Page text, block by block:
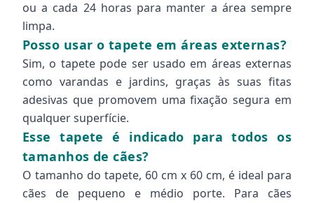
ou a cada 24 horas para manter a área sempre
limpa.
Posso usar o tapete em áreas externas?
Sim, o tapete pode ser usado em áreas externas
como varandas e jardins, graças às suas fitas
adesivas que promovem uma fixação segura em
qualquer superfície.
Esse tapete é indicado para todos os
tamanhos de cães?
O tamanho do tapete, 60 cm x 60 cm, é ideal para
cães de pequeno e médio porte. Para cães